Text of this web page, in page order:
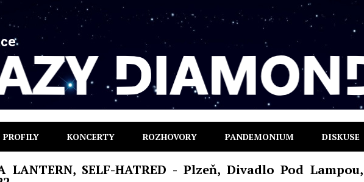
PROFILY KONCERTY ROZHOVORY PANDEMONIUM DISKUSE
LANTERN, SELF-HATRED - Plzeň, Divadlo Pod Lampou,